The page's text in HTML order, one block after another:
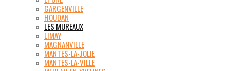
GARGENVILLE
HOUDAN
LES MUREAUX
LIMAY
MAGNANVILLE
MANTES-LA-JOLIE
MANTES-LA-VILLE